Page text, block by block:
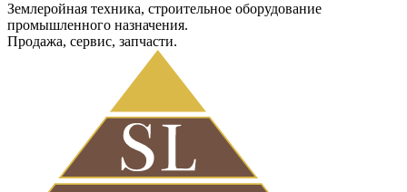
Землеройная техника, строительное оборудование
промышленного назначения.
Продажа, сервис, запчасти.